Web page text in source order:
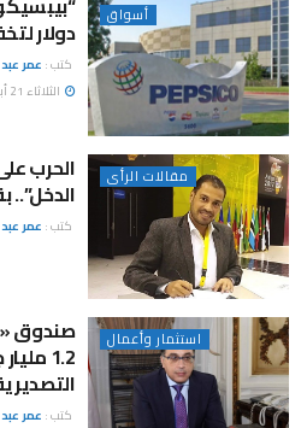
أسواق دولار
كتب : عمر
الثلاثاء 21 أبريل 2020
مقالات الرأى الحرب
الدخل”..
كتب : عمر
استثمار وأعمال صندوق
1.2
كتب : عمر